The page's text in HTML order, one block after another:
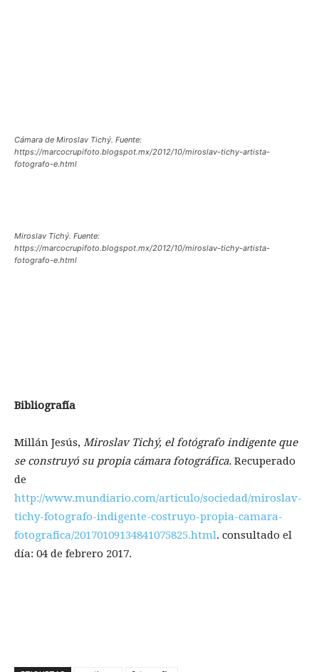
Cámara de Miroslav Tichý. Fuente:
https://marcocrupifoto.blogspot.mx/2012/10/miroslav-tichy-artista-
fotografo-e.html
Miroslav Tichý. Fuente:
https://marcocrupifoto.blogspot.mx/2012/10/miroslav-tichy-artista-
fotografo-e.html
Bibliografía
Millán Jesús, Miroslav Tichý, el fotógrafo indigente que
se construyó su propia cámara fotográfica. Recuperado
de
http://www.mundiario.com/articulo/sociedad/miroslav-
tichy-fotografo-indigente-costruyo-propia-camara-
fotografica/20170109134841075825.html. consultado el
día: 04 de febrero 2017.